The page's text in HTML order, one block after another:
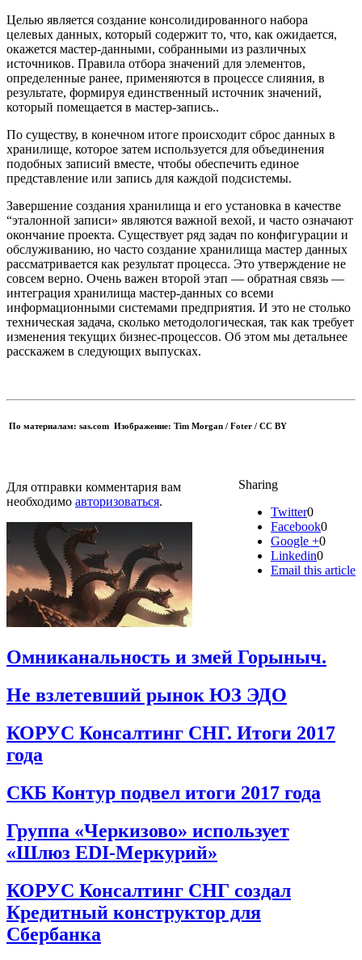
Целью является создание консолидированного набора
целевых данных, который содержит то, что, как ожидается,
окажется мастер-данными, собранными из различных
источников. Правила отбора значений для элементов,
определенные ранее, применяются в процессе слияния, в
результате, формируя единственный источник значений,
который помещается в мастер-запись..
По существу, в конечном итоге происходит сброс данных в
хранилище, которое затем используется для объединения
подобных записий вместе, чтобы обеспечить единое
представление или запись для каждой подсистемы.
Завершение создания хранилища и его установка в качестве
“эталонной записи» являются важной вехой, и часто означают
окончание проекта. Существует ряд задач по конфигурации и
обслуживанию, но часто создание хранилища мастер данных
рассматривается как результат процесса. Это утверждение не
совсем верно. Очень важен второй этап — обратная связь —
интеграция хранилища мастер-данных со всеми
информационными системами предприятия. И это не столько
техническая задача, сколько методологическая, так как требует
изменения текущих бизнес-процессов. Об этом мы детальнее
расскажем в следующих выпусках.
По материалам: sas.com Изображение: Tim Morgan / Foter / CC BY
Sharing
Twitter0
Facebook0
Google +0
Linkedin0
Email this article
Для отправки комментария вам
необходимо авторизоваться.
Омниканальность и змей Горыныч.
Не взлетевший рынок ЮЗ ЭДО
КОРУС Консалтинг СНГ. Итоги 2017
года
СКБ Контур подвел итоги 2017 года
Группа «Черкизово» использует
«Шлюз EDI-Меркурий»
КОРУС Консалтинг СНГ создал
Кредитный конструктор для
Сбербанка